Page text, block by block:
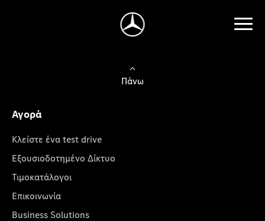
Πάνω
Αγορά
Κλείστε ένα test drive
Εξουσιοδοτημένο Δίκτυο
Τιμοκατάλογοι
Επικοινωνία
Business Solutions